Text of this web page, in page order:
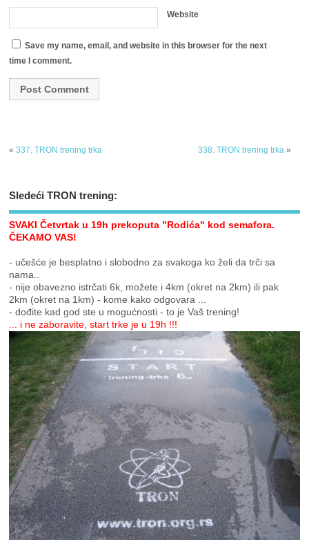
Website
Save my name, email, and website in this browser for the next
time I comment.
«337. TRON trening trka 338. TRON trening trka»
Sledeći TRON trening:
SVAKI Četvrtak u 19h prekoputa "Rodića" kod semafora.
ČEKAMO VAS!
- učešće je besplatno i slobodno za svakoga ko želi da trči sa
nama..
- nije obavezno istrčati 6k, možete i 4km (okret na 2km) ili pak
2km (okret na 1km) - kome kako odgovara ...
- dođite kad god ste u mogućnosti - to je Vaš trening!
... i ne zaboravite, start trke je u 19h !!!